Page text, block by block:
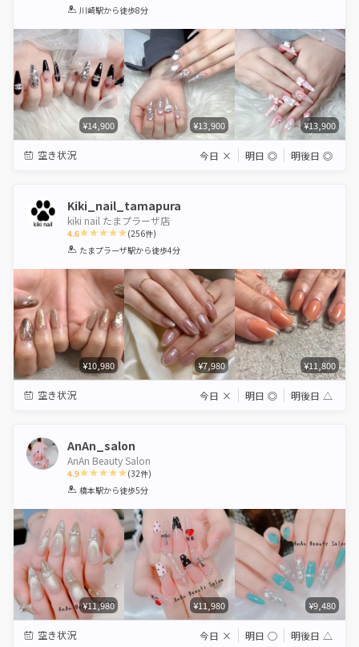
1 2 3 4 5
川崎駅から徒歩8分
¥14,900 ¥13,900 ¥13,900
空き状況 今日 × 明日 ◎ 明後日 ◎
Kiki_nail_tamapura
kiki nail たまプラーザ店
4.6
1 2 3 4 5
(256件)
たまプラーザ駅から徒歩4分
¥10,980 ¥7,980 ¥11,800
空き状況 今日 × 明日 ◎ 明後日 △
AnAn_salon
AnAn Beauty Salon
4.9
1 2 3 4 5
(32件)
橋本駅から徒歩5分
¥11,980 ¥11,980 ¥9,480
空き状況 今日 × 明日 ◯ 明後日 △